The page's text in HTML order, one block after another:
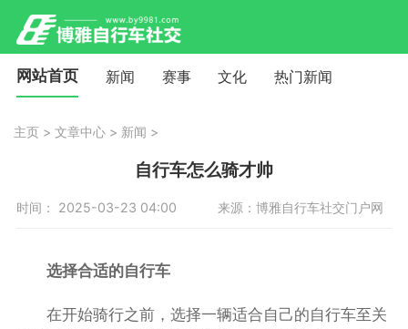
网站首页 新闻 赛事 文化 热门新闻
主页 > 文章中心 > 新闻 >
自行车怎么骑才帅
时间： 2025-03-23 04:00 来源：博雅自行车社交门户网
选择合适的自行车
在开始骑行之前，选择一辆适合自己的自行车至关